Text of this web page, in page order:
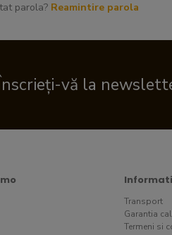
parola? Reamintire parola
vă la
Transport
Garantia
Termeni si